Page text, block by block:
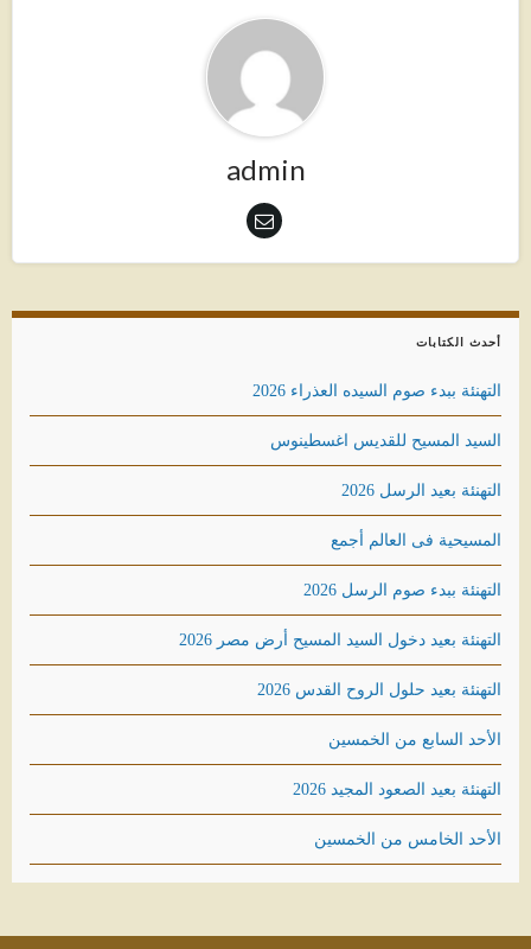
admin
أحدث الكتابات
التهنئة ببدء صوم السيده العذراء 2026
السيد المسيح للقديس اغسطينوس
التهنئة بعيد الرسل 2026
المسيحية فى العالم أجمع
التهنئة ببدء صوم الرسل 2026
التهنئة بعيد دخول السيد المسيح أرض مصر 2026
التهنئة بعيد حلول الروح القدس 2026
الأحد السابع من الخمسين
التهنئة بعيد الصعود المجيد 2026
الأحد الخامس من الخمسين